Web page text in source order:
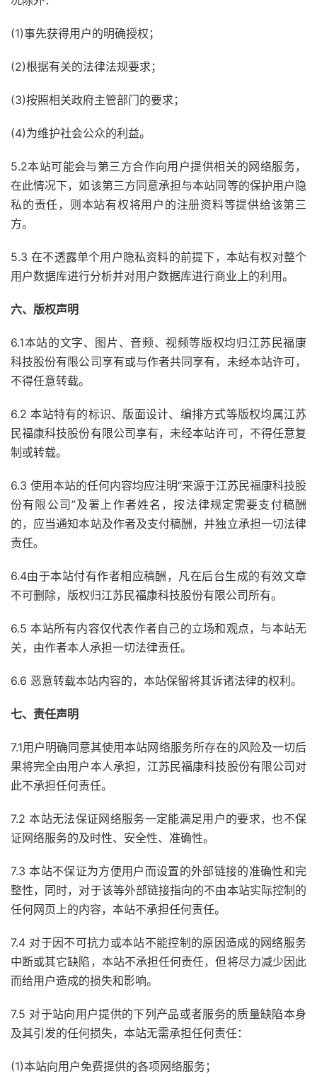
(1)事先获得用户的明确授权；
(2)根据有关的法律法规要求；
(3)按照相关政府主管部门的要求；
(4)为维护社会公众的利益。
5.2本站可能会与第三方合作向用户提供相关的网络服务，
在此情况下，如该第三方同意承担与本站同等的保护用户隐
私的责任，则本站有权将用户的注册资料等提供给该第三
方。
5.3 在不透露单个用户隐私资料的前提下，本站有权对整个
用户数据库进行分析并对用户数据库进行商业上的利用。
六、版权声明
6.1本站的文字、图片、音频、视频等版权均归江苏民福康
科技股份有限公司享有或与作者共同享有，未经本站许可，
不得任意转载。
6.2 本站特有的标识、版面设计、编排方式等版权均属江苏
民福康科技股份有限公司享有，未经本站许可，不得任意复
制或转载。
6.3 使用本站的任何内容均应注明“来源于江苏民福康科技股
份有限公司”及署上作者姓名，按法律规定需要支付稿酬
的，应当通知本站及作者及支付稿酬，并独立承担一切法律
责任。
6.4由于本站付有作者相应稿酬，凡在后台生成的有效文章
不可删除，版权归江苏民福康科技股份有限公司所有。
6.5 本站所有内容仅代表作者自己的立场和观点，与本站无
关，由作者本人承担一切法律责任。
6.6 恶意转载本站内容的，本站保留将其诉诸法律的权利。
七、责任声明
7.1用户明确同意其使用本站网络服务所存在的风险及一切后
果将完全由用户本人承担，江苏民福康科技股份有限公司对
此不承担任何责任。
7.2 本站无法保证网络服务一定能满足用户的要求，也不保
证网络服务的及时性、安全性、准确性。
7.3 本站不保证为方便用户而设置的外部链接的准确性和完
整性，同时，对于该等外部链接指向的不由本站实际控制的
任何网页上的内容，本站不承担任何责任。
7.4 对于因不可抗力或本站不能控制的原因造成的网络服务
中断或其它缺陷，本站不承担任何责任，但将尽力减少因此
而给用户造成的损失和影响。
7.5 对于站向用户提供的下列产品或者服务的质量缺陷本身
及其引发的任何损失，本站无需承担任何责任：
(1)本站向用户免费提供的各项网络服务；